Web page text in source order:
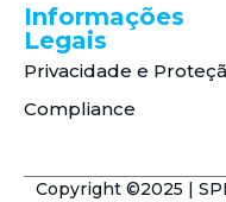
Informações
Legais
Privacidade e
Compliance
Copyright ©2025 |